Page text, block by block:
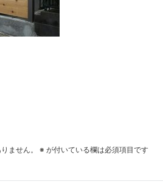
ません。 ※ が付いている欄は必須項目です